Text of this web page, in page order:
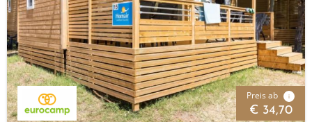
Preis ab i
€ 34,70